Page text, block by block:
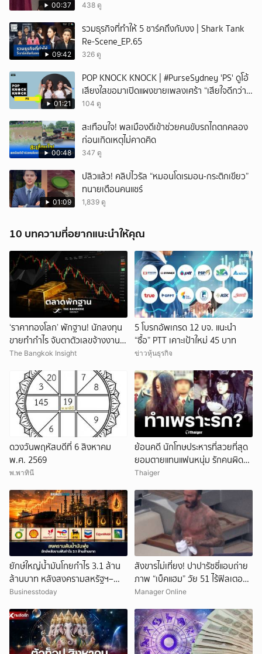
00:37 438 ดู
09:42
รวมธุรกิจที่ทำให้ 5 ชาร์คถึงกับงง | Shark Tank
Re-Scene_EP.65
326 ดู
01:21
POP KNOCK KNOCK | #PurseSydney 'PS' ดูโอ้
เสียงใสขอมาเปิดแผงขายเพลงเศร้า “เสียใจดีกว่า
เสียเธอ”
104 ดู
00:48
สะเทือนใจ! พลเมืองดีเข้าช่วยคนขับรถไถตกคลอง
ก่อนเกิดเหตุไม่คาดคิด
347 ดู
01:09
ปลิวแล้ว! คลิปไวรัล “หมอนโดเรมอน-กระติกเขียว”
ทนายเตือนคนแชร์
1,839 ดู
10 บทความที่อยากแนะนำให้คุณ
‘ราคาทองโลก’ พักฐาน! นักลงทุน
ขายทำกำไร จับตาตัวเลขจ้างงาน
สหรัฐ
The Bangkok Insight
5 โบรกอัพเกรด 12 บจ. แนะนำ
“ซื้อ” PTT เคาะเป้าใหม่ 45 บาท
ข่าวหุ้นธุรกิจ
ดวงวันพฤหัสบดีที่ 6 สิงหาคม
พ.ศ. 2569
พ.พาทินี
ย้อนคดี นักโทษประหารที่สวยที่สุด
ยอมตายแทนแฟนหนุ่ม รักคนผิด
ชีวิตดิ่งเหว
Thaiger
ยักษ์ใหญ่น้ำมันโกยกำไร 3.1 ล้าน
ล้านบาท หลังสงครามสหรัฐฯ–
อิหร่านดันราคาพลังงานพุ่ง
Businesstoday
สังขารไม่เที่ยง! ปาปารัซซี่แอบถ่าย
ภาพ “เบ็คแฮม” วัย 51 ไร้ฟิลเตอร์
เผยให้เห็นผมบาง-ศีรษะล้าน
Manager Online